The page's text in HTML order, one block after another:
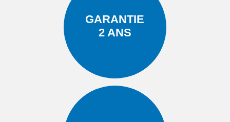
GARANTIE
2 ANS